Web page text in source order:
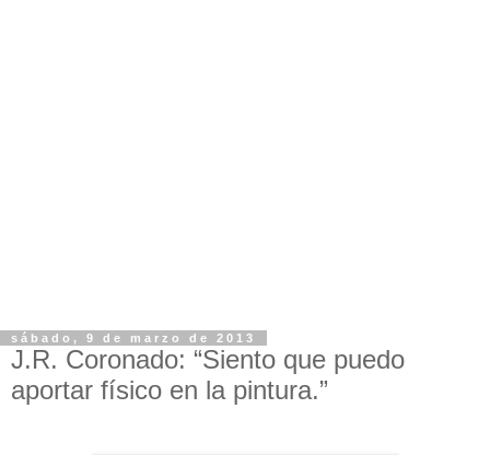
sábado, 9 de marzo de 2013
J.R. Coronado: “Siento que puedo
aportar físico en la pintura.”